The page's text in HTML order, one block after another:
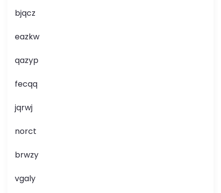
bjqcz
eazkw
qazyp
fecqq
jqrwj
norct
brwzy
vgaly